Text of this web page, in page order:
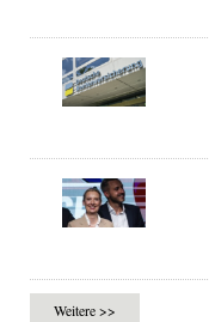
Weitere >>